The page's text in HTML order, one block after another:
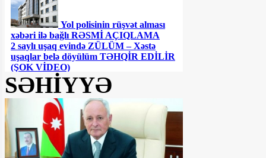
Yol polisinin rüşvət alması
xəbəri ilə bağlı RƏSMİ AÇIQLAMA
2 saylı uşaq evində ZÜLÜM – Xəstə
uşaqlar belə döyülüm TƏHQİR EDİLİR
(ŞOK VİDEO)
Ceyhun Bayramovdan yeni
TƏYİNAT
Azərbaycanın UEFA-nın
Feyr-Pley reytinqində yeri AÇIQLANIB
SƏHİYYƏ